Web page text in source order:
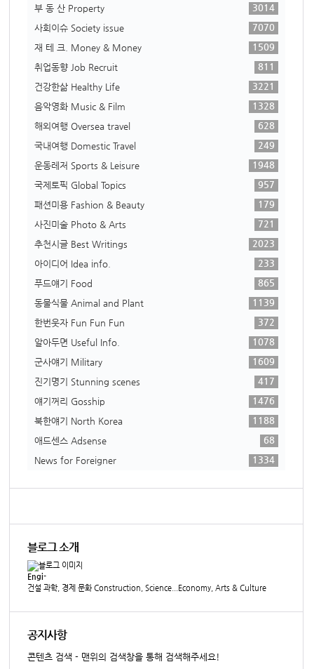
부 동 산 Property
3014
사회이슈 Society issue
7070
재 테 크. Money & Money
1509
취업동향 Job Recruit
811
건강한삶 Healthy Life
3221
음악영화 Music & Film
1328
해외여행 Oversea travel
628
국내여행 Domestic Travel
249
운동레저 Sports & Leisure
1948
국제토픽 Global Topics
957
패션미용 Fashion & Beauty
179
사진미술 Photo & Arts
721
추천시글 Best Writings
2023
아이디어 Idea info.
233
푸드얘기 Food
865
동물식물 Animal and Plant
1139
한번웃자 Fun Fun Fun
372
알아두면 Useful Info.
1078
군사얘기 Military
1609
진기명기 Stunning scenes
417
얘기꺼리 Gosship
1476
북한얘기 North Korea
1188
애드센스 Adsense
68
News for Foreigner
1334
블로그 소개
Engi-
건설 과학, 경제 문화 Construction, Science...Economy, Arts & Culture
공지사항
콘텐츠 검색 - 맨위의 검색창을 통해 검색해주세요!